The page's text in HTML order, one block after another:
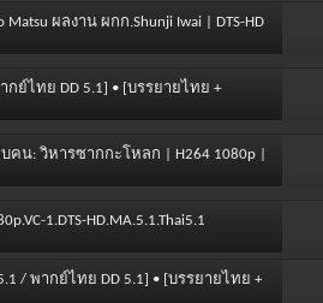
ผลงาน ผกก.Shunji Iwai | DTS-HD
กย์ไทย DD 5.1] • [บรรยายไทย +
อบคน: วิหารซากกะโหลก | H264 1080p |
1.DTS-HD.MA.5.1.Thai5.1
5.1 / พากย์ไทย DD 5.1] • [บรรยายไทย +